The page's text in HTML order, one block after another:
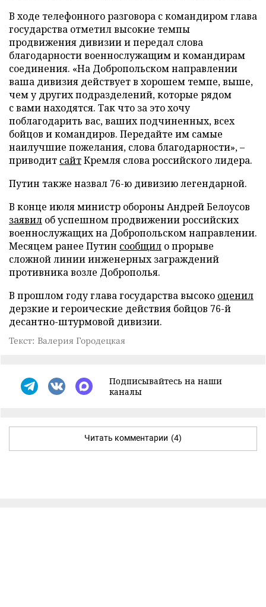
В ходе телефонного разговора с командиром глава
государства отметил высокие темпы
продвижения дивизии и передал слова
благодарности военнослужащим и командирам
соединения. «На Добропольском направлении
ваша дивизия действует в хорошем темпе, выше,
чем у других подразделений, которые рядом
с вами находятся. Так что за это хочу
поблагодарить вас, ваших подчиненных, всех
бойцов и командиров. Передайте им самые
наилучшие пожелания, слова благодарности», –
приводит сайтКремля слова российского лидера.
Путин также назвал 76-ю дивизию легендарной.
В конце июля министр обороны Андрей Белоусов
заявил об успешном продвижении российских
военнослужащих на Добропольском направлении.
Месяцем ранее Путин сообщил о прорыве
сложной линии инженерных заграждений
противника возле Доброполья.
В прошлом году глава государства высоко оценил
дерзкие и героические действия бойцов 76-й
десантно-штурмовой дивизии.
Текст: Валерия Городецкая
Подписывайтесь на наши
каналы
Читать комментарии (4)